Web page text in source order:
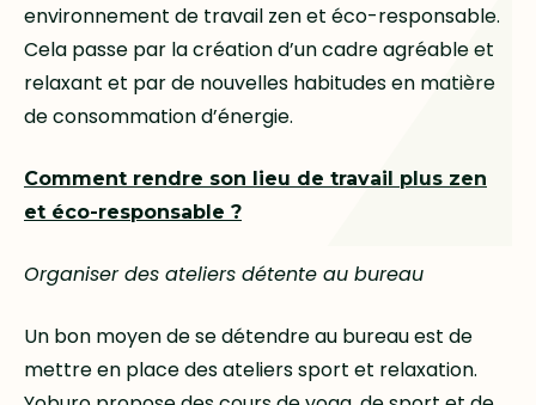
environnement de travail zen et éco-responsable.
Cela passe par la création d’un cadre agréable et
relaxant et par de nouvelles habitudes en matière
de consommation d’énergie.
Comment rendre son lieu de travail plus zen
et éco-responsable ?
Organiser des ateliers détente au bureau
Un bon moyen de se détendre au bureau est de
mettre en place des ateliers sport et relaxation.